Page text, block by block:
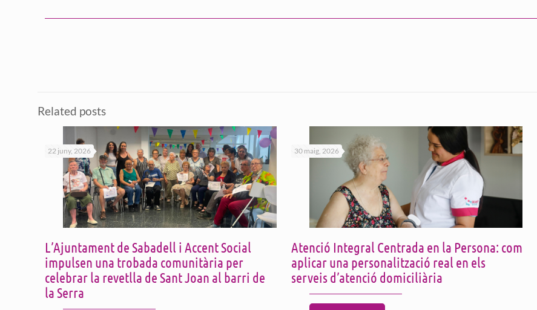
Related posts
22 juny, 2026
L’Ajuntament de Sabadell i Accent Social
impulsen una trobada comunitària per
celebrar la revetlla de Sant Joan al barri de
la Serra
30 maig, 2026
Atenció Integral Centrada en la Persona: com
aplicar una personalització real en els
serveis d’atenció domiciliària